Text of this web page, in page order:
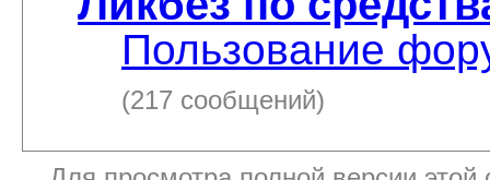
Пользование
(217 сообщений)